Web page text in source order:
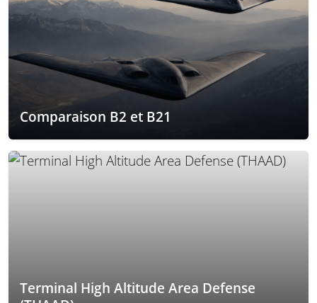
Comparaison B2 et B21
Terminal High Altitude Area Defense